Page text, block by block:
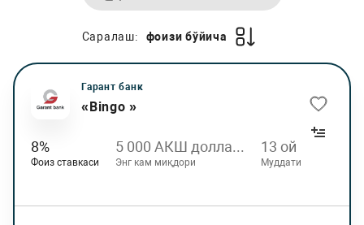
Саралаш: фоизи бўйича
Гарант банк
«Bingo »
8%
Фоиз ставкаси
5 000 АКШ долла...
Энг кам миқдори
13 ой
Муддати